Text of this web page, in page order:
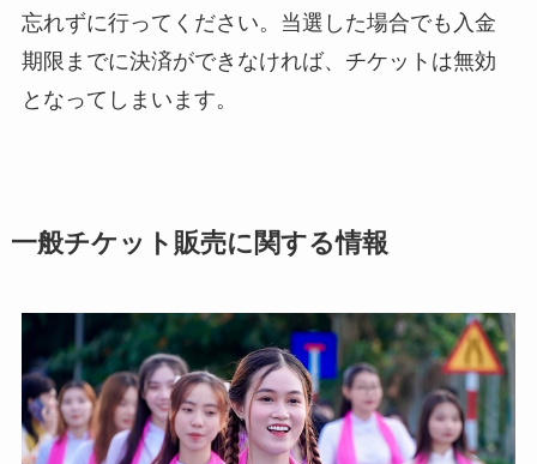
忘れずに行ってください。当選した場合でも入金
期限までに決済ができなければ、チケットは無効
となってしまいます。
一般チケット販売に関する情報